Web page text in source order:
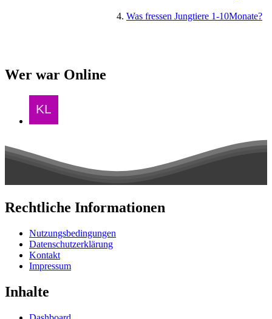
Was fressen Jungtiere 1-10Monate?
Wer war Online
Rechtliche Informationen
Nutzungsbedingungen
Datenschutzerklärung
Kontakt
Impressum
Inhalte